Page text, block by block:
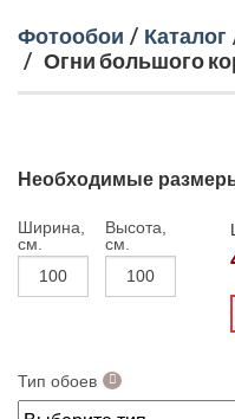
Фотообои / Каталог
/ Огни большого
Необходимые
Ширина,
см.
Высота,
см.
Тип обоев